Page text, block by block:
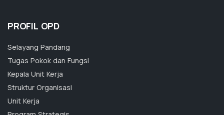
PROFIL OPD
Selayang Pandang
Tugas Pokok dan Fungsi
Kepala Unit Kerja
Struktur Organisasi
Unit Kerja